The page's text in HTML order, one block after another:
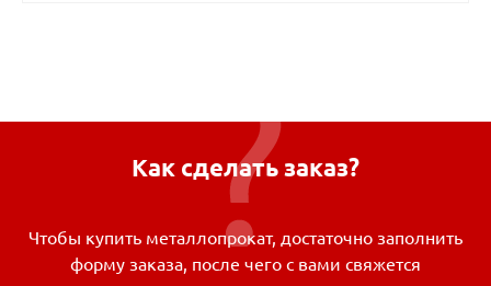
Как сделать заказ?
Чтобы купить металлопрокат, достаточно заполнить
форму заказа, после чего с вами свяжется